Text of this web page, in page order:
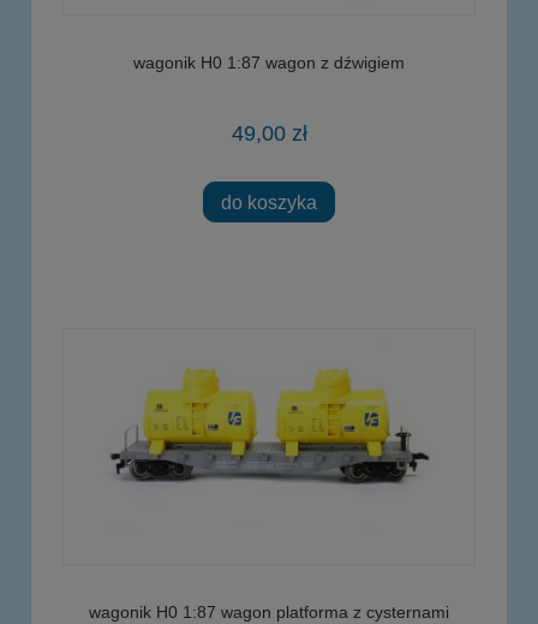
wagonik H0 1:87 wagon z dźwigiem
49,00 zł
do koszyka
wagonik H0 1:87 wagon platforma z cysternami